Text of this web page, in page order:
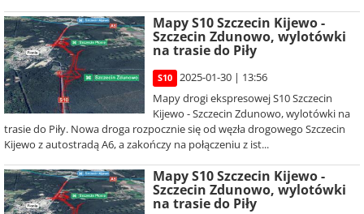
Mapy S10 Szczecin Kijewo -
Szczecin Zdunowo, wylotówki
na trasie do Piły
S10
2025-01-30 | 13:56
Mapy drogi ekspresowej S10 Szczecin
Kijewo - Szczecin Zdunowo, wylotówki na
trasie do Piły. Nowa droga rozpocznie się od węzła drogowego Szczecin
Kijewo z autostradą A6, a zakończy na połączeniu z ist...
Mapy S10 Szczecin Kijewo -
Szczecin Zdunowo, wylotówki
na trasie do Piły